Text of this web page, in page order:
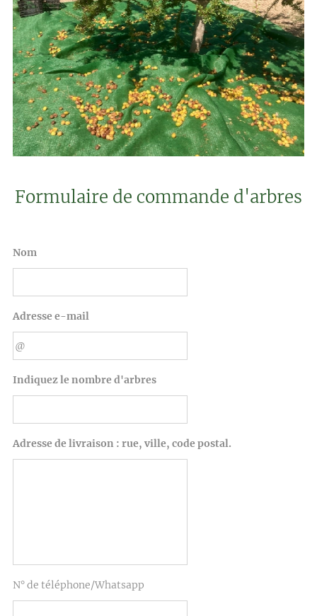
Formulaire de commande d'arbres
Nom
Adresse e-mail
Indiquez le nombre d'arbres
Adresse de livraison : rue, ville, code postal.
N° de téléphone/Whatsapp